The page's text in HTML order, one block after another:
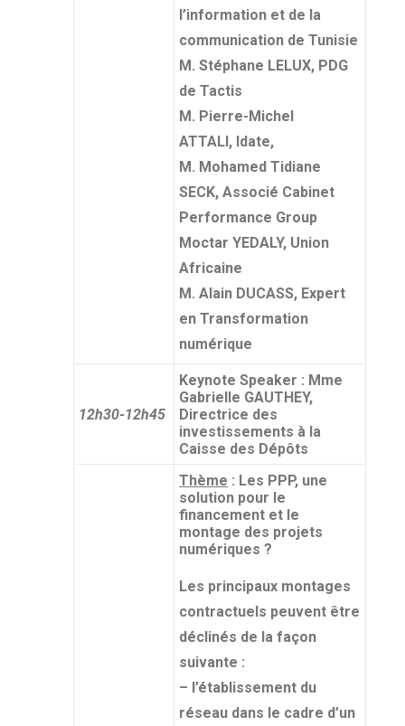
l’information et de la
communication de Tunisie
M. Stéphane LELUX, PDG
de Tactis
M. Pierre-Michel
ATTALI, Idate,
M. Mohamed Tidiane
SECK, Associé Cabinet
Performance Group
Moctar YEDALY, Union
Africaine
M. Alain DUCASS, Expert
en Transformation
numérique
12h30-12h45
Keynote Speaker : Mme
Gabrielle GAUTHEY,
Directrice des
investissements à la
Caisse des Dépôts
Thème : Les PPP, une
solution pour le
financement et le
montage des projets
numériques ?
Les principaux montages
contractuels peuvent être
déclinés de la façon
suivante :
– l’établissement du
réseau dans le cadre d’un